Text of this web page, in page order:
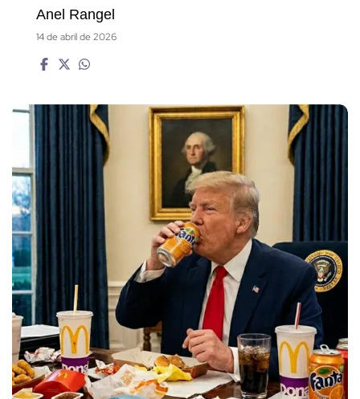
Anel Rangel
14 de abril de 2026